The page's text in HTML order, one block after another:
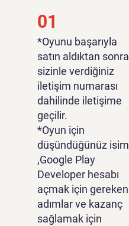
01
*Oyunu başarıyla
satın aldıktan sonra
sizinle verdiğiniz
iletişim numarası
dahilinde iletişime
geçilir.
*Oyun için
düşündüğünüz isim
,Google Play
Developer hesabı
açmak için gereken
adımlar ve kazanç
sağlamak için